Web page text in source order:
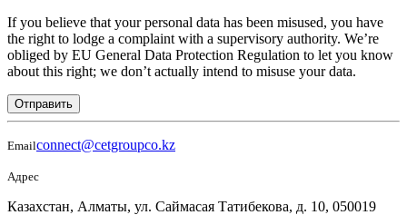
If you believe that your personal data has been misused, you have
the right to lodge a complaint with a supervisory authority. We’re
obliged by EU General Data Protection Regulation to let you know
about this right; we don’t actually intend to misuse your data.
Отправить
Emailconnect@cetgroupco.kz
Адрес
Казахстан, Алматы, ул. Саймасая Татибекова, д. 10, 050019